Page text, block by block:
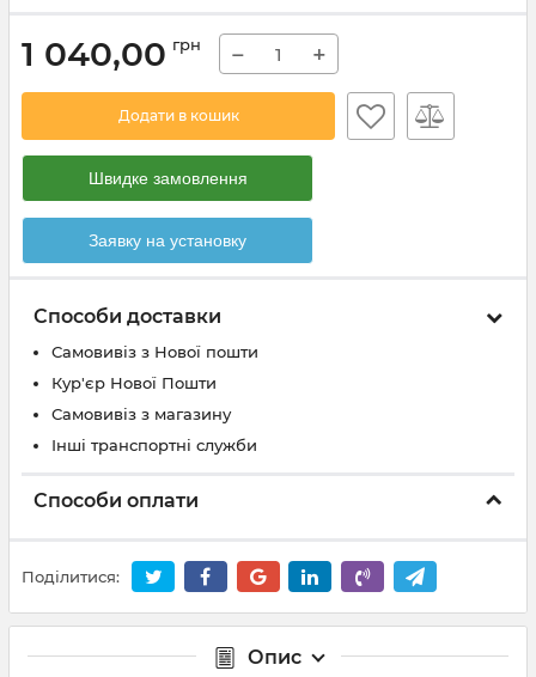
1 040,00 грн − +
Додати в кошик
Швидке замовлення
Заявку на установку
Способи доставки
Самовивіз з Нової пошти
Кур'єр Нової Пошти
Самовивіз з магазину
Інші транспортні служби
Способи оплати
Поділитися:
Опис